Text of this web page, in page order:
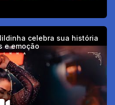
celebra sua história
e emoção